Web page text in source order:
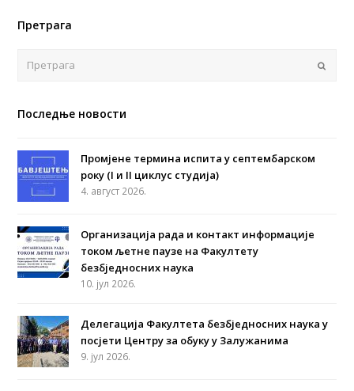
Претрага
Последње новости
Промјене термина испита у септембарском
року (I и II циклус студија)
4. август 2026.
Организација рада и контакт информације
током љетне паузе на Факултету
безбједносних наука
10. јул 2026.
Делегација Факултета безбједносних наука у
посјети Центру за обуку у Залужанима
9. јул 2026.